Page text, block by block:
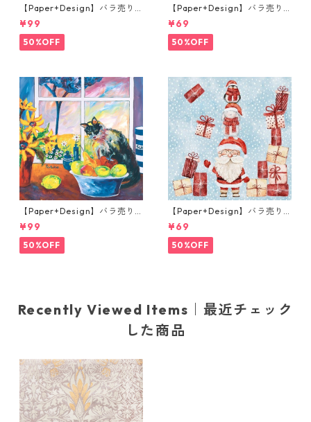
【Paper+Design】バラ売り2
枚 ランチサイズ ペーパーナプ
キン Portchie Art The Hula
Hoop Girls ブルー
¥99
50%OFF
【Paper+Design】バラ売り2
枚 ランチサイズ ペーパーナプ
キン Geo Flowers グリーン
¥69
50%OFF
【Paper+Design】バラ売り2
枚 ランチサイズ ペーパーナプ
キン Portchie Art The Cat in
the kitchen ブルー
¥99
50%OFF
【Paper+Design】バラ売り2
枚 ランチサイズ ペーパーナプ
キン Santas helpers ライト
ブルー
¥69
50%OFF
Recently Viewed Items｜最近チェック
した商品